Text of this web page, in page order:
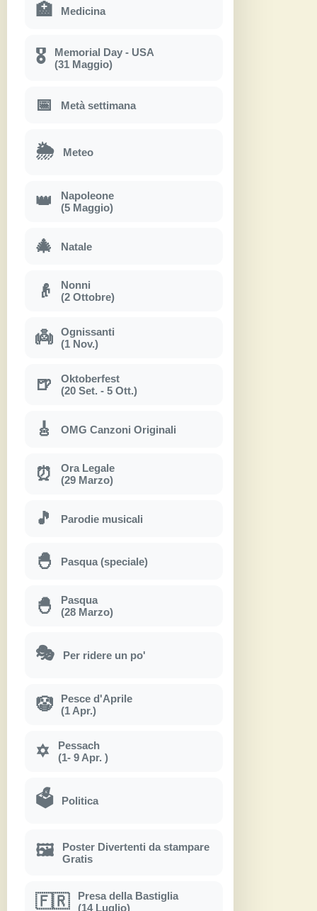
🏥 Medicina
🎖
Memorial Day - USA
(31 Maggio)
📅 Metà settimana
🌦 Meteo
👑
Napoleone
(5 Maggio)
🎄 Natale
👴
Nonni
(2 Ottobre)
👼
Ognissanti
(1 Nov.)
🍺
Oktoberfest
(20 Set. - 5 Ott.)
🎸 OMG Canzoni Originali
⏰
Ora Legale
(29 Marzo)
🎵 Parodie musicali
🐣 Pasqua (speciale)
🐣
Pasqua
(28 Marzo)
🎭 Per ridere un po'
🤡
Pesce d'Aprile
(1 Apr.)
✡
Pessach
(1- 9 Apr. )
🗳 Politica
🖼
Poster Divertenti da stampare
Gratis
🇫🇷
Presa della Bastiglia
(14 Luglio)